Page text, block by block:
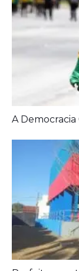
Prefeitura
Aposentados